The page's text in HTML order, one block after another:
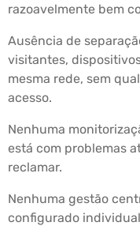
razoavelmente bem
Ausência de
visitantes,
mesma rede, sem
acesso.
Nenhuma
está com problemas
reclamar.
Nenhuma gestão
configurado